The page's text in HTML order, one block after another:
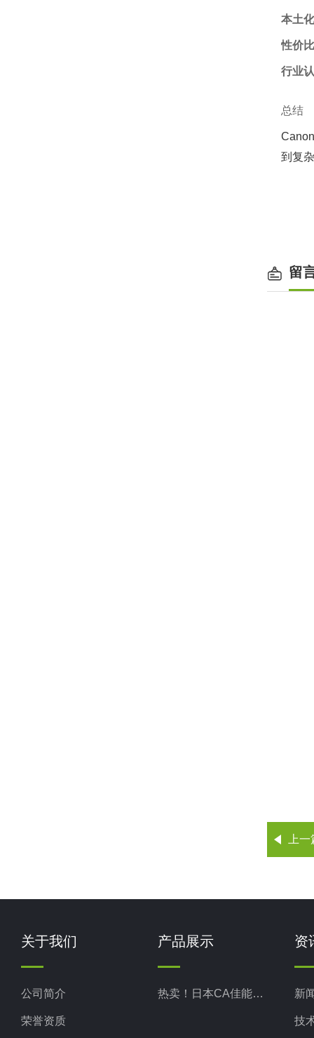
本土
性价
行业
总结
到复
留
上
关于我们
公司简介
荣誉资质
产品展示
热卖！日本CA佳能真空
资
新
技